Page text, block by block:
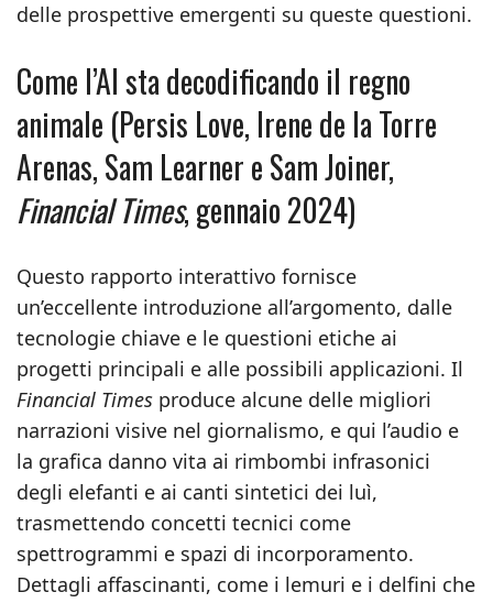
delle prospettive emergenti su queste questioni.
Come l’AI sta decodificando il regno
animale (Persis Love, Irene de la Torre
Arenas, Sam Learner e Sam Joiner,
Financial Times, gennaio 2024)
Questo rapporto interattivo fornisce
un’eccellente introduzione all’argomento, dalle
tecnologie chiave e le questioni etiche ai
progetti principali e alle possibili applicazioni. Il
Financial Times produce alcune delle migliori
narrazioni visive nel giornalismo, e qui l’audio e
la grafica danno vita ai rimbombi infrasonici
degli elefanti e ai canti sintetici dei luì,
trasmettendo concetti tecnici come
spettrogrammi e spazi di incorporamento.
Dettagli affascinanti, come i lemuri e i delfini che